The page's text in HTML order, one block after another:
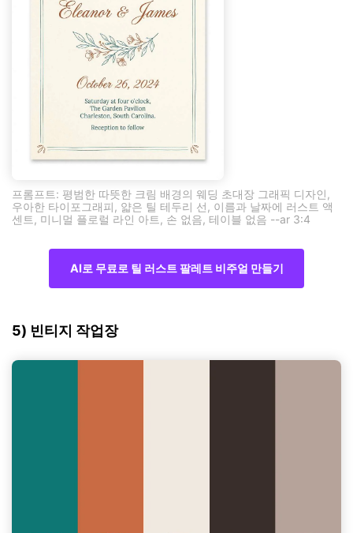
프롬프트: 평범한 따뜻한 크림 배경의 웨딩 초대장 그래픽 디자인,
우아한 타이포그래피, 얇은 틸 테두리 선, 이름과 날짜에 러스트 액
센트, 미니멀 플로럴 라인 아트, 손 없음, 테이블 없음 --ar 3:4
AI로 무료로 틸 러스트 팔레트 비주얼 만들기
5) 빈티지 작업장